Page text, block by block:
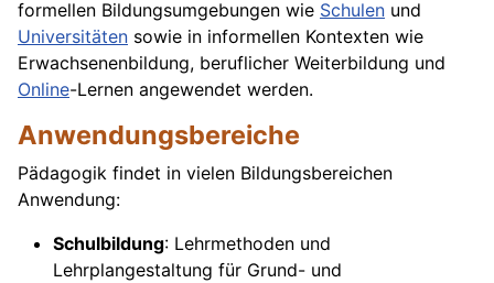
formellen Bildungsumgebungen wie Schulen und
Universitäten sowie in informellen Kontexten wie
Erwachsenenbildung, beruflicher Weiterbildung und
Online-Lernen angewendet werden.
Anwendungsbereiche
Pädagogik findet in vielen Bildungsbereichen
Anwendung:
Schulbildung: Lehrmethoden und
Lehrplangestaltung für Grund- und